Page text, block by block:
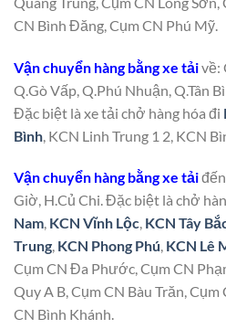
CN Bình Đăng, Cụm CN Phú Mỹ.
Vận chuyển hàng bằng xe tảivề:
Q.Gò Vấp, Q.Phú Nhuận, Q.Tân
Đặc biệt là xe tải chở hàng hóa đi
Bình , KCN Linh Trung 1 2, KCN
Vận chuyển hàng bằng xe tải
Giờ, H.Củ Chi. Đặc biệt là chở
Nam, KCN Vĩnh Lộc, KCN Tây
Trung, KCN Phong Phú, KCN Lê
Cụm CN Đa Phước, Cụm CN
Quy A B, Cụm CN Bàu Trăn,
CN Bình Khánh.